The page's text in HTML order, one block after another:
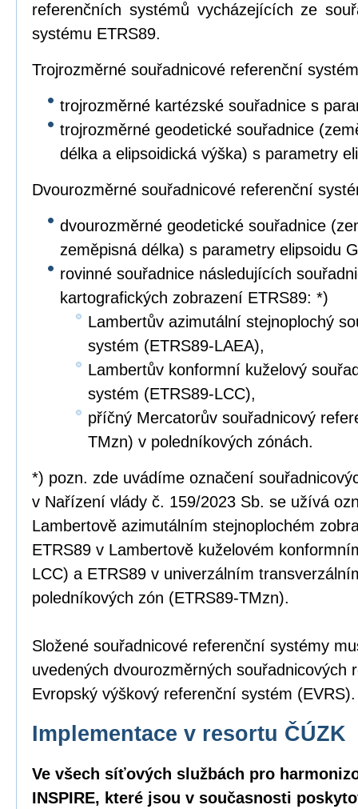
referenčních systémů vycházejících ze
systému ETRS89.
Trojrozměrné souřadnicové referenční
trojrozměrné kartézské souřadnice s
trojrozměrné geodetické souřadnice
délka a elipsoidická výška) s parametry
Dvourozměrné souřadnicové referenční
dvourozměrné geodetické souřadnice
zeměpisná délka) s parametry elipsoidu
rovinné souřadnice následujících
kartografických zobrazení ETRS89: *)
Lambertův azimutální stejnoplochý
systém (ETRS89-LAEA),
Lambertův konformní kuželový
systém (ETRS89-LCC),
příčný Mercatorův souřadnicový
TMzn) v poledníkových zónách.
*) pozn. zde uvádíme označení
v Nařízení vlády č. 159/2023 Sb. se užívá
Lambertově azimutálním stejnoplochém
ETRS89 v Lambertově kuželovém
LCC) a ETRS89 v univerzálním
poledníkových zón (ETRS89-TMzn).
Složené souřadnicové referenční systémy
uvedených dvourozměrných souřadnicových
Evropský výškový referenční systém (EVRS).
Implementace v resortu ČÚZK
Ve všech síťových službách pro
INSPIRE, které jsou v současnosti